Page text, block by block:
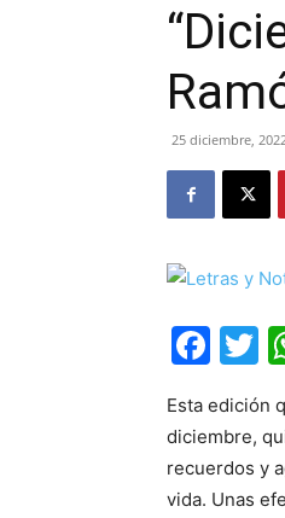
25 diciembre,
Esta edición
diciembre,
recuerdos y
vida. Unas